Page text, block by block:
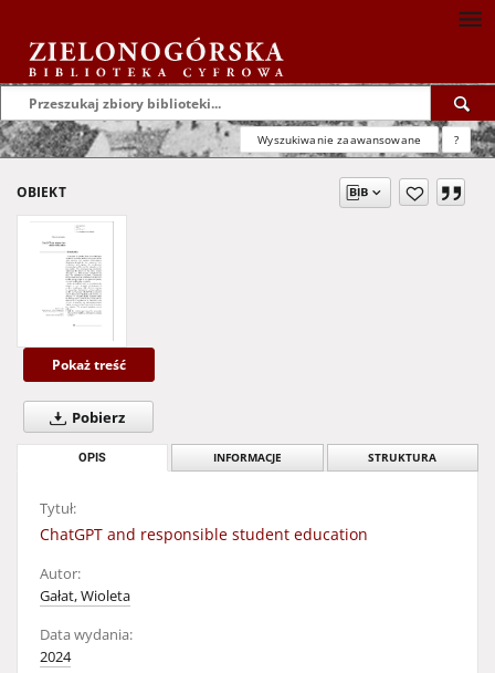
Wyszukiwanie zaawansowane ?
OBIEKT
Pokaż treść
Pobierz
OPIS INFORMACJE STRUKTURA
Tytuł:
ChatGPT and responsible student education
Autor:
Gałat, Wioleta
Data wydania:
2024